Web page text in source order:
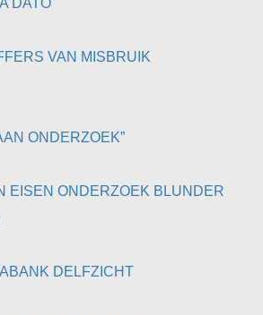
DATO
VAN MISBRUIK
ONDERZOEK”
EISEN ONDERZOEK BLUNDER
DELFZICHT